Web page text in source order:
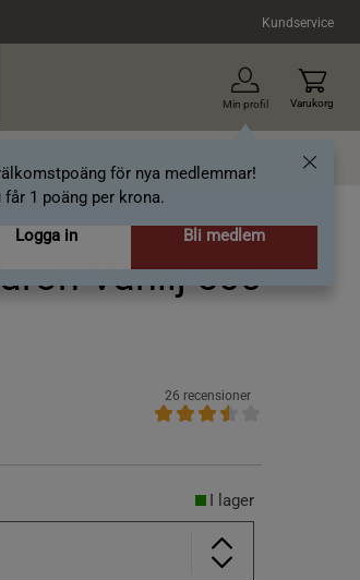
Kundservice
Min profil
för nya medlemmar!
1 poäng per krona.
Logga in
Bli medlem
Varukorg
Vanilj 500
26 recensioner
I lager